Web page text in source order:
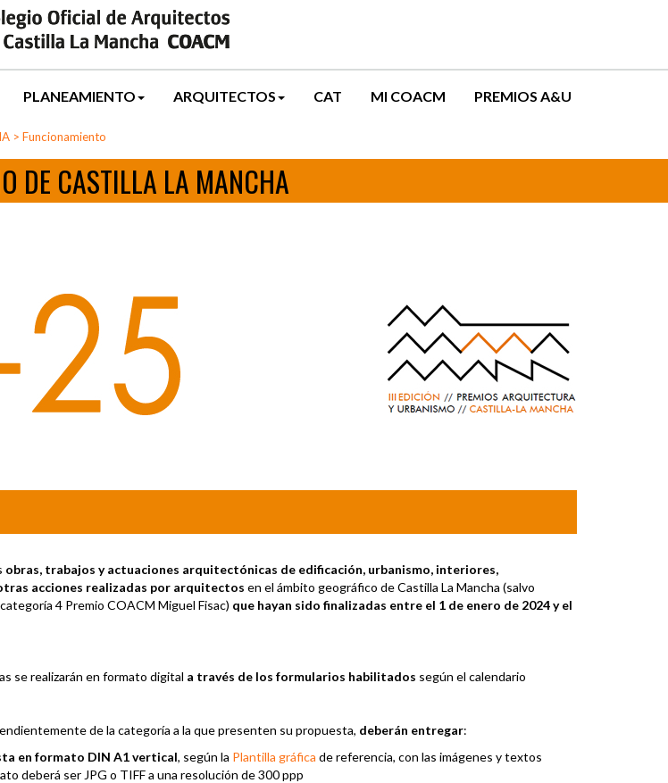
PLANEAMIENTO ARQUITECTOS CAT MI COACM PREMIOS A&U
> Funcionamiento
DE CASTILLA LA MANCHA
obras, trabajos y actuaciones arquitectónicas de edificación, urbanismo, interiores,
acciones realizadas por arquitectos en el ámbito geográfico de Castilla La Mancha (salvo
4 Premio COACM Miguel Fisac) que hayan sido finalizadas entre el 1 de enero de 2024 y el
se realizarán en formato digital a través de los formularios habilitados según el calendario
de la categoría a la que presenten su propuesta, deberán entregar:
en formato DIN A1 vertical, según la Plantilla gráfica de referencia, con las imágenes y textos
deberá ser JPG o TIFF a una resolución de 300 ppp